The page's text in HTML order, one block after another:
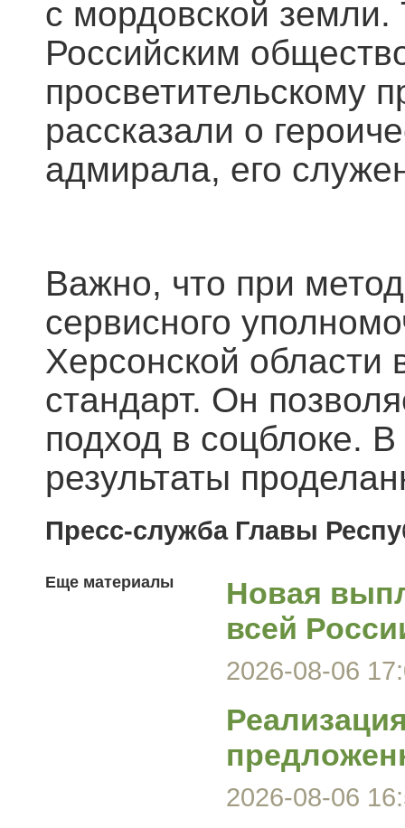
с мордовской
Российским
просветительскому
рассказали о
адмирала, его
Важно, что при
сервисного
Херсонской области
стандарт. Он
подход в соцблоке.
результаты
Пресс-служба Главы
Еще материалы
Новая
всей
2026-08-06
2026-08-06